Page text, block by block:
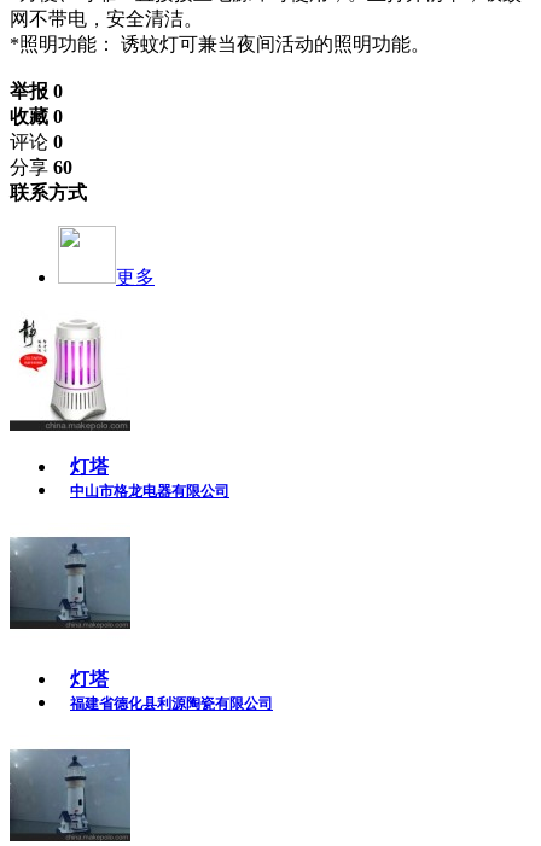
网不带电，安全清洁。
*照明功能： 诱蚊灯可兼当夜间活动的照明功能。
举报 0
收藏 0
评论 0
分享 60
联系方式
更多
灯塔
中山市格龙电器有限公司
灯塔
福建省德化县利源陶瓷有限公司